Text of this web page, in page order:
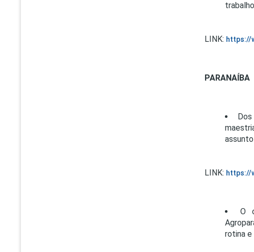
LINK: https://
PARANAÍBA
LINK: https://
O
rotina e